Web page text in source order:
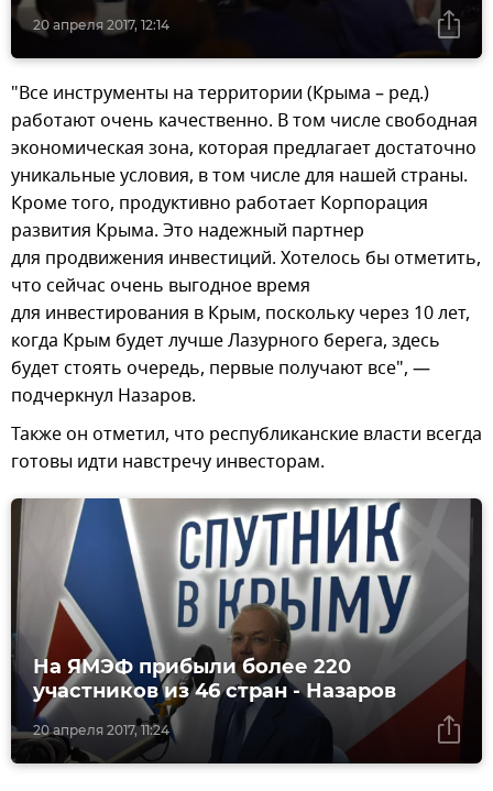
20 апреля 2017, 12:14
"Все инструменты на территории (Крыма – ред.)
работают очень качественно. В том числе свободная
экономическая зона, которая предлагает достаточно
уникальные условия, в том числе для нашей страны.
Кроме того, продуктивно работает Корпорация
развития Крыма. Это надежный партнер
для продвижения инвестиций. Хотелось бы отметить,
что сейчас очень выгодное время
для инвестирования в Крым, поскольку через 10 лет,
когда Крым будет лучше Лазурного берега, здесь
будет стоять очередь, первые получают все", —
подчеркнул Назаров.
Также он отметил, что республиканские власти всегда
готовы идти навстречу инвесторам.
20 апреля 2017, 11:24
На ЯМЭФ прибыли более 220
участников из 46 стран - Назаров